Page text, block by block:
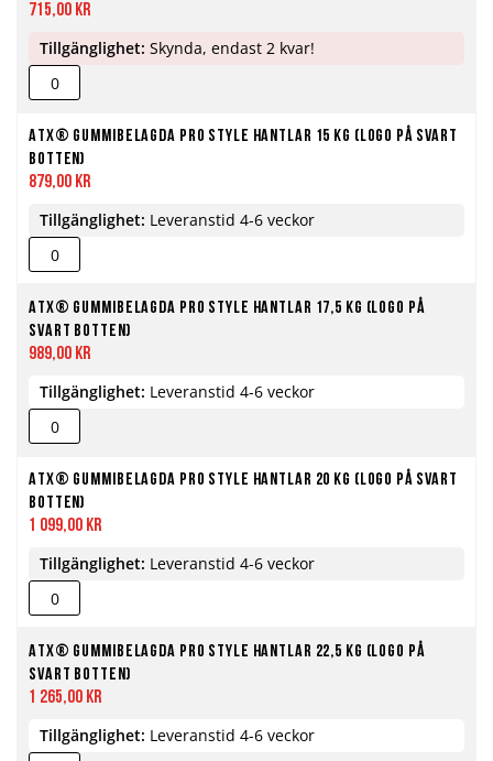
715,00 kr
Tillgänglighet: Skynda, endast 2 kvar!
ATX® Gummibelagda Pro Style Hantlar 15 kg (Logo på svart
botten)
879,00 kr
Tillgänglighet: Leveranstid 4-6 veckor
ATX® Gummibelagda Pro Style Hantlar 17,5 kg (Logo på
svart botten)
989,00 kr
Tillgänglighet: Leveranstid 4-6 veckor
ATX® Gummibelagda Pro Style Hantlar 20 kg (Logo på svart
botten)
1 099,00 kr
Tillgänglighet: Leveranstid 4-6 veckor
ATX® Gummibelagda Pro Style Hantlar 22,5 kg (Logo på
svart botten)
1 265,00 kr
Tillgänglighet: Leveranstid 4-6 veckor